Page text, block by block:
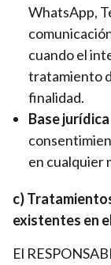
WhatsApp,
cuando el
tratamiento
finalidad.
Base
en cualquier
c)
existentes en
El